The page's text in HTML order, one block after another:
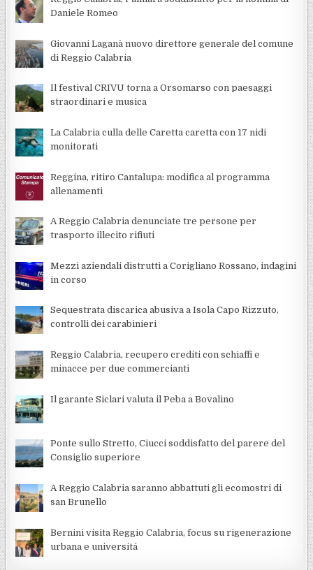
Daniele Romeo
Giovanni Laganà nuovo direttore generale del comune
di Reggio Calabria
Il festival CRIVU torna a Orsomarso con paesaggi
straordinari e musica
La Calabria culla delle Caretta caretta con 17 nidi
monitorati
Reggina, ritiro Cantalupa: modifica al programma
allenamenti
A Reggio Calabria denunciate tre persone per
trasporto illecito rifiuti
Mezzi aziendali distrutti a Corigliano Rossano, indagini
in corso
Sequestrata discarica abusiva a Isola Capo Rizzuto,
controlli dei carabinieri
Reggio Calabria, recupero crediti con schiaffi e
minacce per due commercianti
Il garante Siclari valuta il Peba a Bovalino
Ponte sullo Stretto, Ciucci soddisfatto del parere del
Consiglio superiore
A Reggio Calabria saranno abbattuti gli ecomostri di
san Brunello
Bernini visita Reggio Calabria, focus su rigenerazione
urbana e universitá